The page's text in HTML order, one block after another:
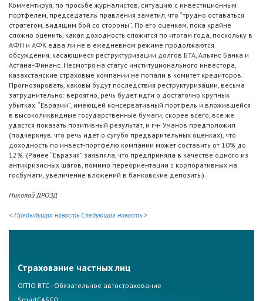
Комментируя, по просьбе журналистов, ситуацию с инвестиционным
портфелем, председатель правления заметил, что “трудно оставаться
стратегом, видящим бой со стороны”. По его оценкам, пока крайне
сложно оценить, какая доходность сложится по итогам года, поскольку в
АФН и АФК едва ли не в ежедневном режиме продолжаются
обсуждения, касающиеся реструктуризации долгов БТА, Альянс Банка и
Астана-Финанс. Несмотря на статус институционального инвестора,
казахстанские страховые компании не попали в комитет кредиторов.
Прогнозировать, каковы будут последствия реструктуризации, весьма
затруднительно: вероятно, речь будет идти о достаточно крупных
убытках. “Евразии”, имеющей консервативный портфель и вложившейся
в высоколиквидные государственные бумаги, скорее всего, все же
удастся показать позитивный результат, и г-н Уманов предположил
(подчеркнув, что речь идет о сугубо предварительных оценках), что
доходность по инвест-портфелю компании может составить от 10% до
12%. (Ранее “Евразия” заявляла, что предприняла в качестве одного из
антикризисных шагов, помимо переориентации с корпоративных на
госбумаги, увеличение вложений в банковские депозиты).
Николай ДРОЗД
< Предыдущая новость Следующая новость >
Страхование частных лиц
ОГПО ВТС - Обязательное автострахование